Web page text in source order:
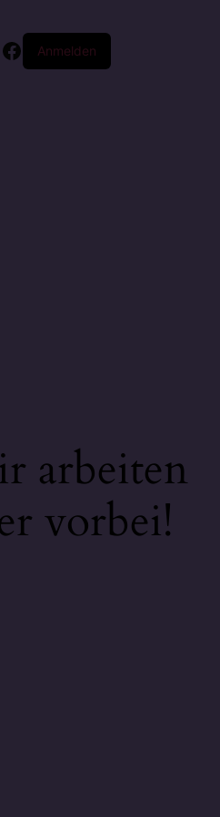
Anmelden
arbeiten
vorbei!